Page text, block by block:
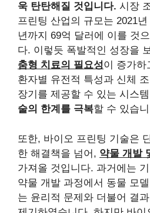
욱 탄탄해질 것입니다. 시장
프린팅 산업의 규모는 2021
년까지 69억 달러에 이를 것
다. 이렇듯 폭발적인 성장을
춤형 치료의 필요성이 증가하
환자별 유전적 특성과 신체
장기를 제공할 수 있는 시스
술의 한계를 극복할 수 있습
또한, 바이오 프린팅 기술은
한 해결책을 넘어, 약물 개발
가져올 것입니다. 과거에는
약물 개발 과정에서 동물 모
는 윤리적 문제와 더불어 결